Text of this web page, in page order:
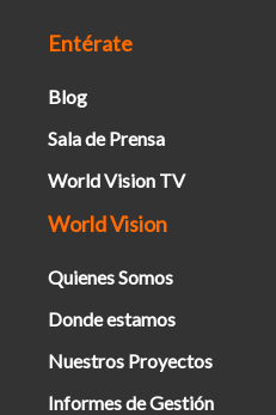
Entérate
Blog
Sala de Prensa
World Vision TV
World Vision
Quienes Somos
Donde estamos
Nuestros Proyectos
Informes de Gestión